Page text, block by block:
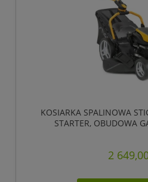
KOSIARKA SPALINOWA
STARTER, OBUDOWA
2